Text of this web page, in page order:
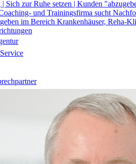
Sich zur Ruhe setzen | Kunden
und Trainingsfirma sucht
im Bereich Krankenhäuser, Reha-